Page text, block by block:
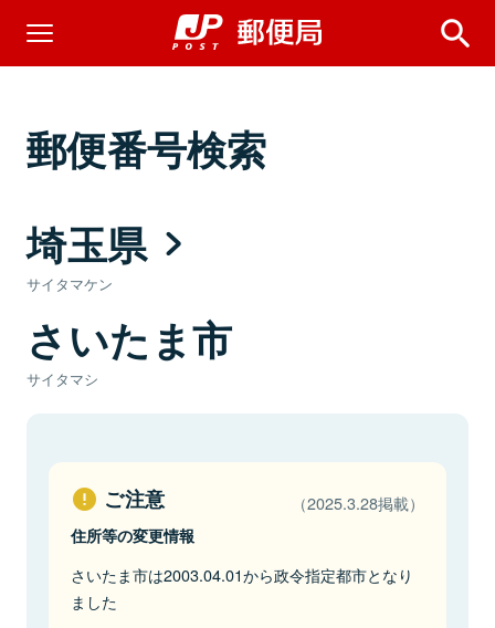
郵便番号検索
埼玉県
サイタマケン
さいたま市
サイタマシ
ご注意 （2025.3.28掲載）
住所等の変更情報
さいたま市は2003.04.01から政令指定都市となり
ました